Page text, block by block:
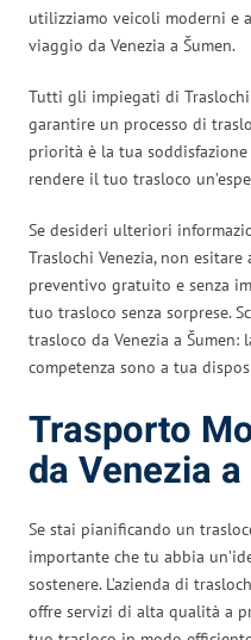
utilizziamo veicoli moderni e
viaggio da Venezia a Šumen.
Tutti gli impiegati di
garantire un processo di
priorità è la tua
rendere il tuo trasloco
Se desideri ulteriori
Traslochi Venezia, non
preventivo gratuito e senza
tuo trasloco senza sorprese.
trasloco da Venezia a
competenza sono a tua
Trasporto
da Venezia
Se stai pianificando un
importante che tu abbia
sostenere. L’azienda di
offre servizi di alta qualità a